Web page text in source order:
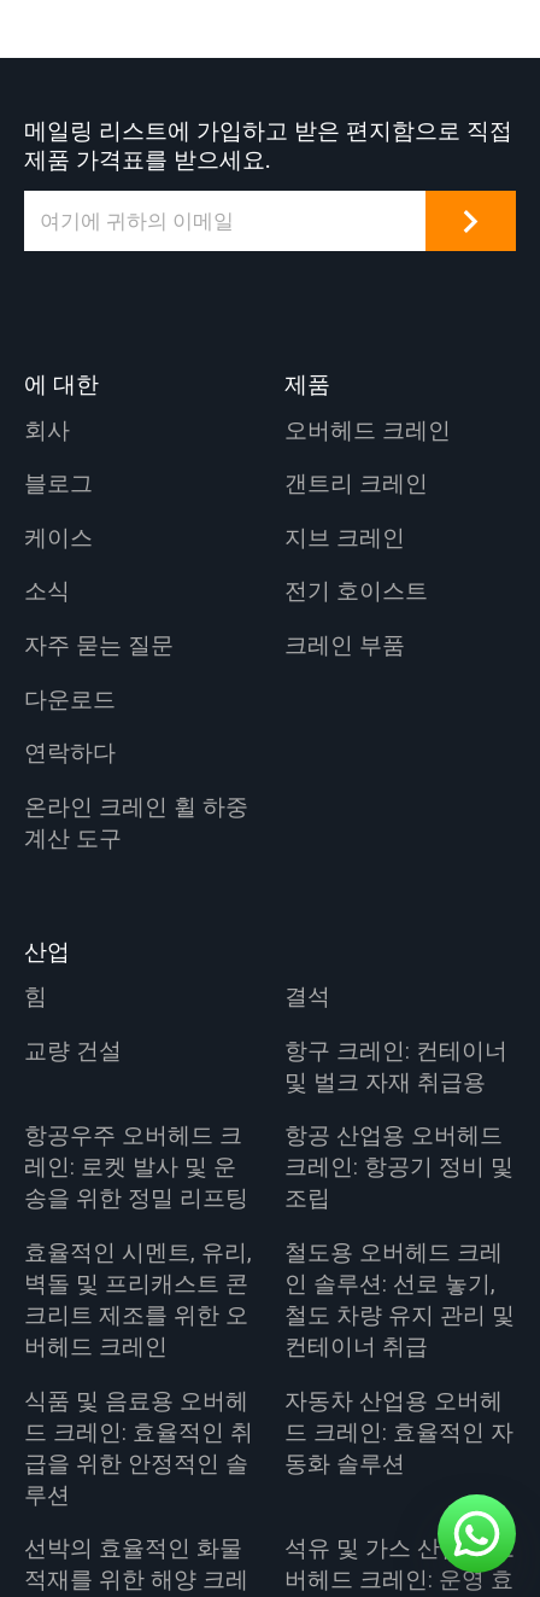
메일링 리스트에 가입하고 받은 편지함으로 직접
제품 가격표를 받으세요.
에 대한
회사
블로그
케이스
소식
자주 묻는 질문
다운로드
연락하다
온라인 크레인 휠 하중
계산 도구
제품
오버헤드 크레인
갠트리 크레인
지브 크레인
전기 호이스트
크레인 부품
산업
힘
결석
교량 건설
항구 크레인: 컨테이너
및 벌크 자재 취급용
항공우주 오버헤드 크
레인: 로켓 발사 및 운
송을 위한 정밀 리프팅
항공 산업용 오버헤드
크레인: 항공기 정비 및
조립
효율적인 시멘트, 유리,
벽돌 및 프리캐스트 콘
크리트 제조를 위한 오
버헤드 크레인
철도용 오버헤드 크레
인 솔루션: 선로 놓기,
철도 차량 유지 관리 및
컨테이너 취급
식품 및 음료용 오버헤
드 크레인: 효율적인 취
급을 위한 안정적인 솔
루션
자동차 산업용 오버헤
드 크레인: 효율적인 자
동화 솔루션
선박의 효율적인 화물
적재를 위한 해양 크레
석유 및 가스 산업용 오
버헤드 크레인: 운영 효